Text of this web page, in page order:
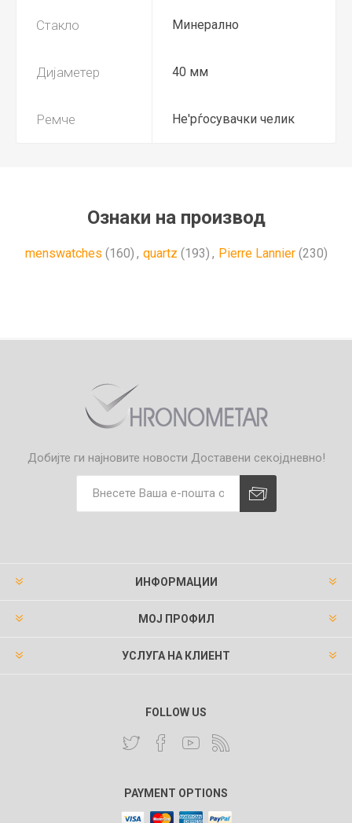
Стакло Минерално
Дијаметер 40 мм
Ремче Не'рѓосувачки челик
Ознаки на производ
menswatches (160) , quartz (193) , Pierre Lannier (230)
Добијте ги најновите новости Доставени секојдневно!
ИНФОРМАЦИИ
МОЈ ПРОФИЛ
УСЛУГА НА КЛИЕНТ
FOLLOW US
PAYMENT OPTIONS